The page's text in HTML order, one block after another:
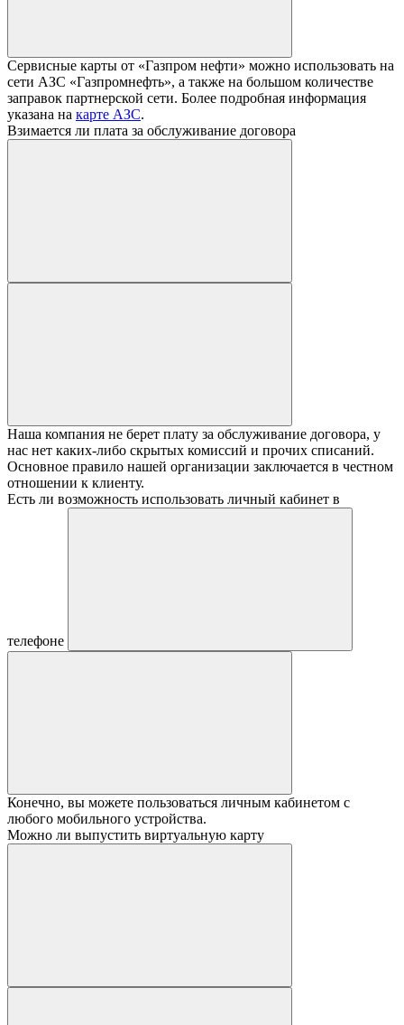
Сервисные карты от «Газпром нефти» можно использовать на
сети АЗС «Газпромнефть», а также на большом количестве
заправок партнерской сети. Более подробная информация
указана на карте АЗС.
Взимается ли плата за обслуживание договора
Наша компания не берет плату за обслуживание договора, у
нас нет каких-либо скрытых комиссий и прочих списаний.
Основное правило нашей организации заключается в честном
отношении к клиенту.
Есть ли возможность использовать личный кабинет в
телефоне
Конечно, вы можете пользоваться личным кабинетом с
любого мобильного устройства.
Можно ли выпустить виртуальную карту